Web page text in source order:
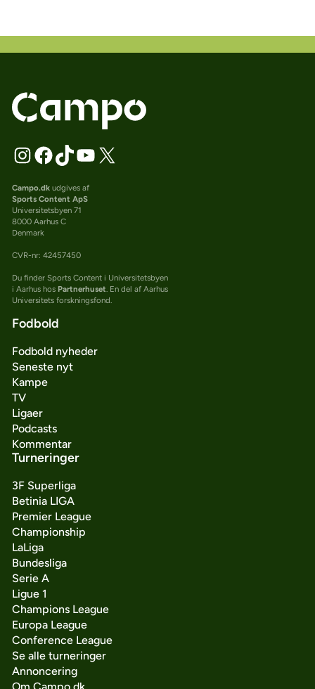
Campo.dkudgives af
Sports Content ApS
Universitetsbyen 71
8000 Aarhus C
Denmark
CVR-nr: 42457450
Du finder Sports Content i Universitetsbyen
i Aarhus hos Partnerhuset. En del af Aarhus
Universitets forskningsfond.
Fodbold
Fodbold nyheder
Seneste nyt
Kampe
TV
Ligaer
Podcasts
Kommentar
Turneringer
3F Superliga
Betinia LIGA
Premier League
Championship
LaLiga
Bundesliga
Serie A
Ligue 1
Champions League
Europa League
Conference League
Se alle turneringer
Annoncering